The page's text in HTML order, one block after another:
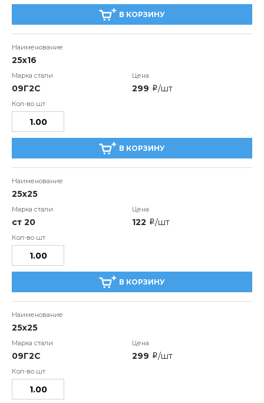
В КОРЗИНУ
25х16
09Г2С 299 i/шт
В КОРЗИНУ
25х25
ст 20 122 i/шт
В КОРЗИНУ
25х25
09Г2С 299 i/шт